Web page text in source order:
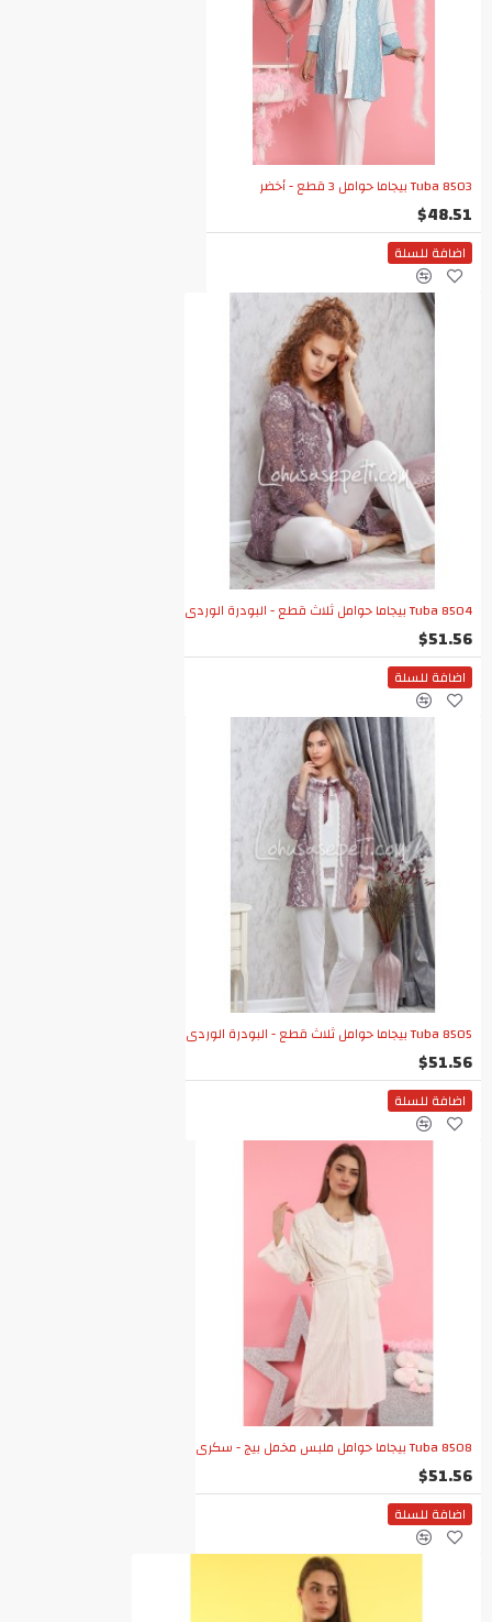
Tuba 8503 بيجاما حوامل 3 قطع - أخضر
$48.51
اضافة للسلة
Tuba 8504 بيجاما حوامل ثلاث قطع - البودرة الوردي
$51.56
اضافة للسلة
Tuba 8505 بيجاما حوامل ثلاث قطع - البودرة الوردي
$51.56
اضافة للسلة
Tuba 8508 بيجاما حوامل ملبس مخمل بيج - سكري
$51.56
اضافة للسلة